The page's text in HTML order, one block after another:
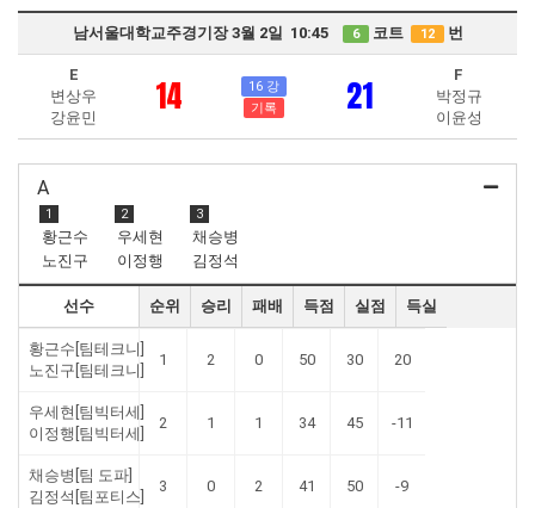
남서울대학교주경기장 3월 2일 10:45 6 코트 12 번
E
변상우
강윤민
14
16 강
기록
21
F
박정규
이윤성
A
1
황근수
노진구
2
우세현
이정행
3
채승병
김정석
선수 순위 승리 패배 득점 실점 득실
황근수[팀테크니]
노진구[팀테크니]
1 2 0 50 30 20
우세현[팀빅터세]
이정행[팀빅터세]
2 1 1 34 45 -11
채승병[팀 도파]
김정석[팀포티스]
3 0 2 41 50 -9